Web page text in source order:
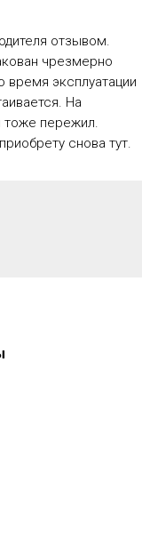
отзывом.
чрезмерно
эксплуатации
На
тоже пережил.
снова тут.